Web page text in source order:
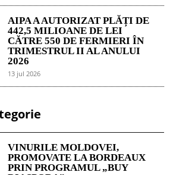
AIPA A AUTORIZAT PLĂȚI DE
442,5 MILIOANE DE LEI
CĂTRE 550 DE FERMIERI ÎN
TRIMESTRUL II AL ANULUI
2026
13 jul 2026
VINURILE MOLDOVEI,
PROMOVATE LA BORDEAUX
PRIN PROGRAMUL „BUY